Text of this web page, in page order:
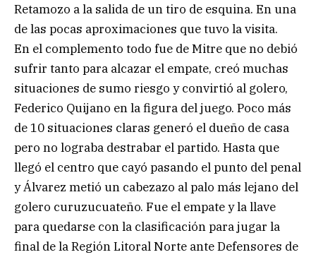
Retamozo a la salida de un tiro de esquina. En una
de las pocas aproximaciones que tuvo la visita.
En el complemento todo fue de Mitre que no debió
sufrir tanto para alcazar el empate, creó muchas
situaciones de sumo riesgo y convirtió al golero,
Federico Quijano en la figura del juego. Poco más
de 10 situaciones claras generó el dueño de casa
pero no lograba destrabar el partido. Hasta que
llegó el centro que cayó pasando el punto del penal
y Álvarez metió un cabezazo al palo más lejano del
golero curuzucuateño. Fue el empate y la llave
para quedarse con la clasificación para jugar la
final de la Región Litoral Norte ante Defensores de